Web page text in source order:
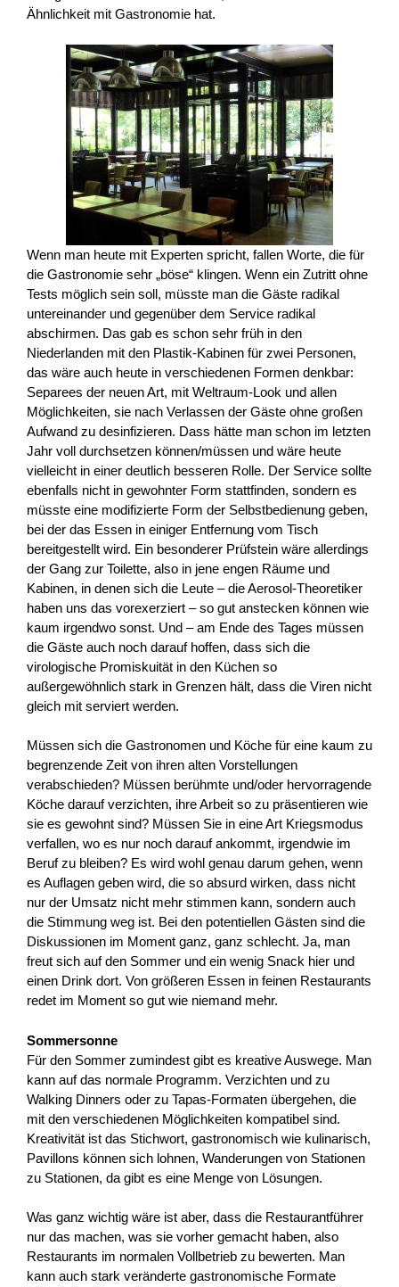
Ähnlichkeit mit Gastronomie hat.
Wenn man heute mit Experten spricht, fallen Worte, die für
die Gastronomie sehr „böse“ klingen. Wenn ein Zutritt ohne
Tests möglich sein soll, müsste man die Gäste radikal
untereinander und gegenüber dem Service radikal
abschirmen. Das gab es schon sehr früh in den
Niederlanden mit den Plastik-Kabinen für zwei Personen,
das wäre auch heute in verschiedenen Formen denkbar:
Separees der neuen Art, mit Weltraum-Look und allen
Möglichkeiten, sie nach Verlassen der Gäste ohne großen
Aufwand zu desinfizieren. Dass hätte man schon im letzten
Jahr voll durchsetzen können/müssen und wäre heute
vielleicht in einer deutlich besseren Rolle. Der Service sollte
ebenfalls nicht in gewohnter Form stattfinden, sondern es
müsste eine modifizierte Form der Selbstbedienung geben,
bei der das Essen in einiger Entfernung vom Tisch
bereitgestellt wird. Ein besonderer Prüfstein wäre allerdings
der Gang zur Toilette, also in jene engen Räume und
Kabinen, in denen sich die Leute – die Aerosol-Theoretiker
haben uns das vorexerziert – so gut anstecken können wie
kaum irgendwo sonst. Und – am Ende des Tages müssen
die Gäste auch noch darauf hoffen, dass sich die
virologische Promiskuität in den Küchen so
außergewöhnlich stark in Grenzen hält, dass die Viren nicht
gleich mit serviert werden.
Müssen sich die Gastronomen und Köche für eine kaum zu
begrenzende Zeit von ihren alten Vorstellungen
verabschieden? Müssen berühmte und/oder hervorragende
Köche darauf verzichten, ihre Arbeit so zu präsentieren wie
sie es gewohnt sind? Müssen Sie in eine Art Kriegsmodus
verfallen, wo es nur noch darauf ankommt, irgendwie im
Beruf zu bleiben? Es wird wohl genau darum gehen, wenn
es Auflagen geben wird, die so absurd wirken, dass nicht
nur der Umsatz nicht mehr stimmen kann, sondern auch
die Stimmung weg ist. Bei den potentiellen Gästen sind die
Diskussionen im Moment ganz, ganz schlecht. Ja, man
freut sich auf den Sommer und ein wenig Snack hier und
einen Drink dort. Von größeren Essen in feinen Restaurants
redet im Moment so gut wie niemand mehr.
Sommersonne
Für den Sommer zumindest gibt es kreative Auswege. Man
kann auf das normale Programm. Verzichten und zu
Walking Dinners oder zu Tapas-Formaten übergehen, die
mit den verschiedenen Möglichkeiten kompatibel sind.
Kreativität ist das Stichwort, gastronomisch wie kulinarisch,
Pavillons können sich lohnen, Wanderungen von Stationen
zu Stationen, da gibt es eine Menge von Lösungen.
Was ganz wichtig wäre ist aber, dass die Restaurantführer
nur das machen, was sie vorher gemacht haben, also
Restaurants im normalen Vollbetrieb zu bewerten. Man
kann auch stark veränderte gastronomische Formate